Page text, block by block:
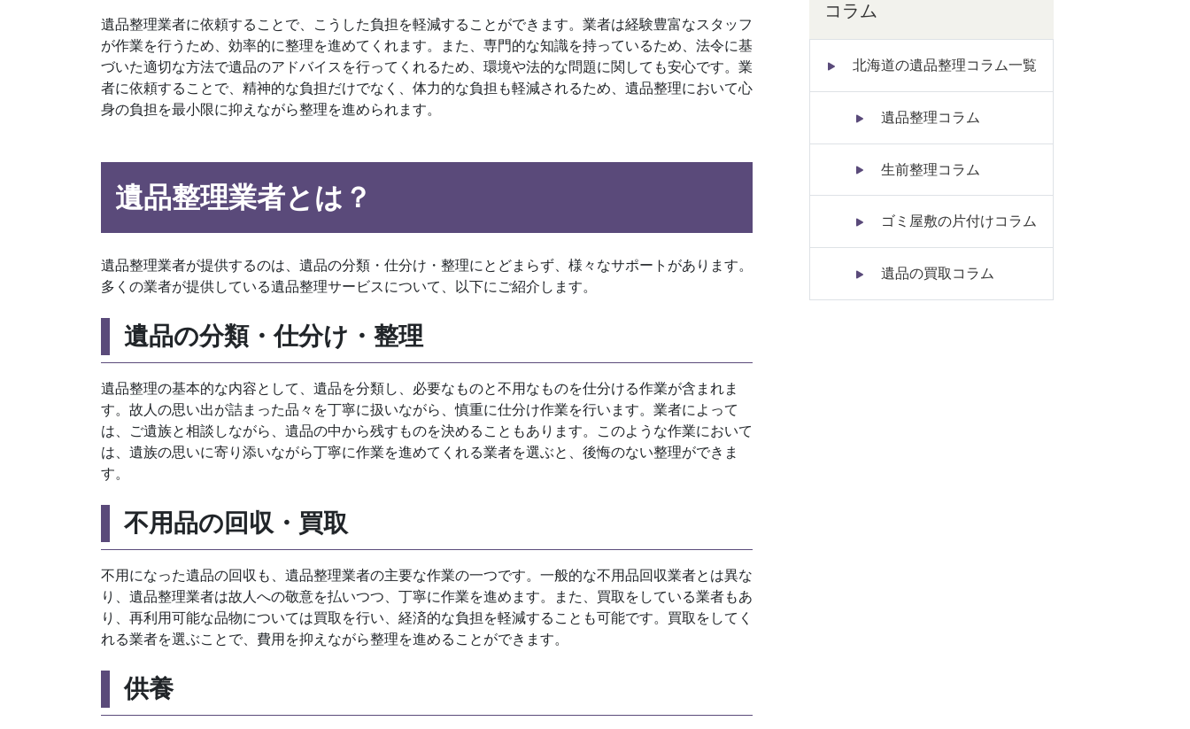
遺品整理業者に依頼することで、こうした負担を軽減することができます。業者は経験豊富なスタッフ
が作業を行うため、効率的に整理を進めてくれます。また、専門的な知識を持っているため、法令に基
づいた適切な方法で遺品のアドバイスを行ってくれるため、環境や法的な問題に関しても安心です。業
者に依頼することで、精神的な負担だけでなく、体力的な負担も軽減されるため、遺品整理において心
身の負担を最小限に抑えながら整理を進められます。
遺品整理業者とは？
遺品整理業者が提供するのは、遺品の分類・仕分け・整理にとどまらず、様々なサポートがあります。
多くの業者が提供している遺品整理サービスについて、以下にご紹介します。
遺品の分類・仕分け・整理
遺品整理の基本的な内容として、遺品を分類し、必要なものと不用なものを仕分ける作業が含まれま
す。故人の思い出が詰まった品々を丁寧に扱いながら、慎重に仕分け作業を行います。業者によって
は、ご遺族と相談しながら、遺品の中から残すものを決めることもあります。このような作業において
は、遺族の思いに寄り添いながら丁寧に作業を進めてくれる業者を選ぶと、後悔のない整理ができま
す。
不用品の回収・買取
不用になった遺品の回収も、遺品整理業者の主要な作業の一つです。一般的な不用品回収業者とは異な
り、遺品整理業者は故人への敬意を払いつつ、丁寧に作業を進めます。また、買取をしている業者もあ
り、再利用可能な品物については買取を行い、経済的な負担を軽減することも可能です。買取をしてく
れる業者を選ぶことで、費用を抑えながら整理を進めることができます。
供養
コラム
北海道の遺品整理コラム一覧
遺品整理コラム
生前整理コラム
ゴミ屋敷の片付けコラム
遺品の買取コラム